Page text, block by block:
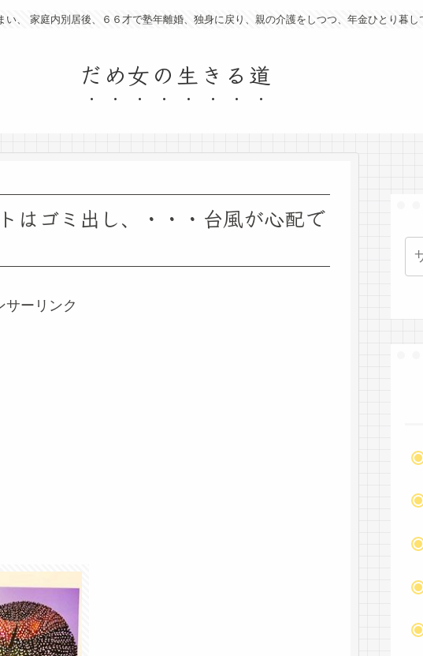
い、 家庭内別居後、６６才で塾年離婚、独身に戻り、親の介護をしつつ、年金ひとり暮し
だめ女の生きる道
はゴミ出し、・・・台風が心配で
サーリンク